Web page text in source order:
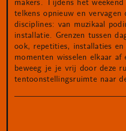
makers. Tijdens het
telkens opnieuw en vervagen
disciplines: van muzikaal
installatie. Grenzen tussen
ook, repetities, installaties
momenten wisselen elkaar af
beweeg je je vrij door deze
tentoonstellingsruimte naar